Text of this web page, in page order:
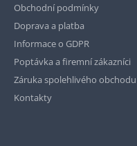
Obchodní podmínky
Doprava a platba
Informace o GDPR
Poptávka a firemní zákazníci
Záruka spolehlivého obchodu
Kontakty